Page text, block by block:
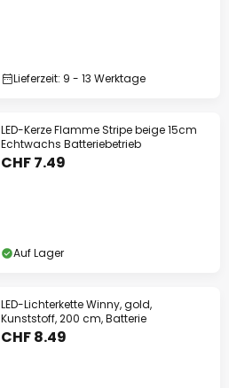
Lieferzeit: 9 - 13 Werktage
LED-Kerze Flamme Stripe beige 15cm
Echtwachs Batteriebetrieb
CHF 7.49
Auf Lager
LED-Lichterkette Winny, gold,
Kunststoff, 200 cm, Batterie
CHF 8.49